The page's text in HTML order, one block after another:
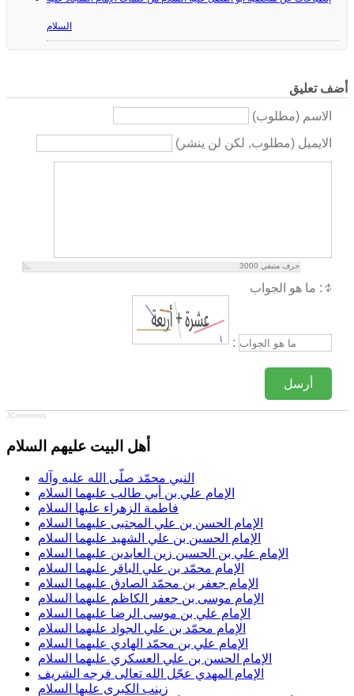
السلام
أضف تعليق
الاسم (مطلوب)
الايميل (مطلوب, لكن لن ينشر)
3000 حرف متبقي
ما هو الجواب :
:
أرسل
JComments
أهل البيت عليهم السلام
النبي محمّد صلّى الله عليه وآله
الإمام علي بن أبي طالب عليهما السلام
فاطمة الزهراء عليها السلام
الإمام الحسن بن علي المجتبى عليهما السلام
الإمام الحسين بن علي الشهيد عليهما السلام
الإمام علي بن الحسين زين العابدين عليهما السلام
الإمام محمّد بن علي الباقر عليهما السلام
الإمام جعفر بن محمّد الصادق عليهما السلام
الإمام موسى بن جعفر الكاظم عليهما السلام
الإمام علي بن موسى الرضا عليهما السلام
الإمام محمّد بن علي الجواد عليهما السلام
الإمام علي بن محمّد الهادي عليهما السلام
الإمام الحسن بن علي العسكري عليهما السلام
الإمام المهدي عجّل الله تعالى فرجه الشريف
زينب الكبرى عليها السلام